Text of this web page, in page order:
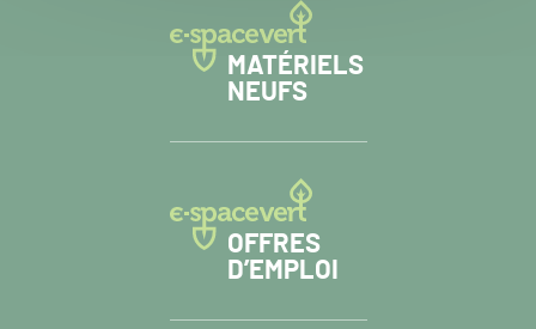
MATÉRIELS
NEUFS
OFFRES
D’EMPLOI